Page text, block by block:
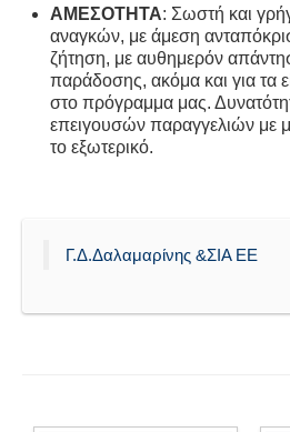
ΑΜΕΣΟΤΗΤΑ: Σωστή και
αναγκών, με άμεση
ζήτηση, με αυθημερόν
παράδοσης, ακόμα και για τα
στο πρόγραμμα μας.
επειγουσών παραγγελιών με
το εξωτερικό.
Γ.Δ.Δαλαμαρίνης &ΣΙΑ ΕΕ